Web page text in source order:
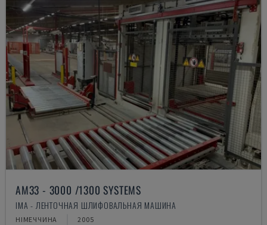
AM33 - 3000 /1300 SYSTEMS
IMA - ЛЕНТОЧНАЯ ШЛИФОВАЛЬНАЯ МАШИНА
НІМЕЧЧИНА 2005